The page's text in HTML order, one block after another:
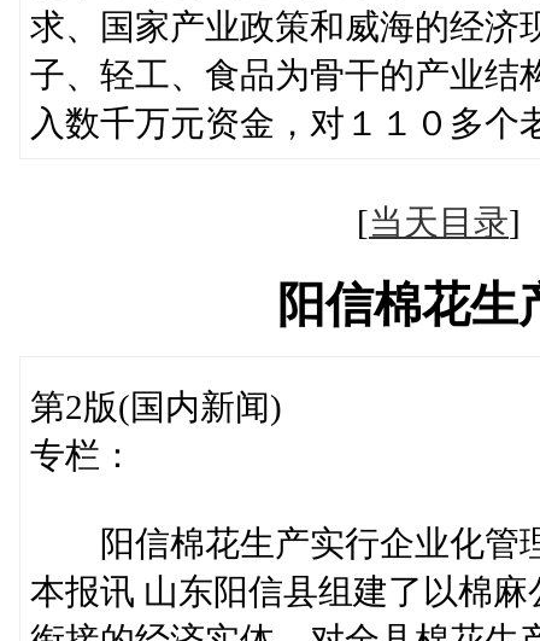
求、国家产业政策和威海的经济
子、轻工、食品为骨干的产业结
入数千万元资金，对１１０多
[当天目录
阳信棉花生
第2版(国内新闻)
专栏：
阳信棉花生产实行企业化管
本报讯 山东阳信县组建了以棉